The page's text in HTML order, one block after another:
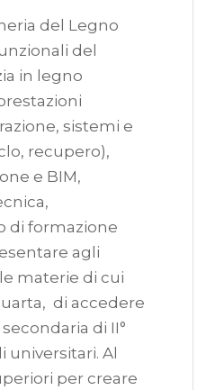
del Legno
del
in legno
sistemi e
recupero),
e BIM,
di formazione
agli
materie di cui
di accedere
di II°
universitari. Al
per creare